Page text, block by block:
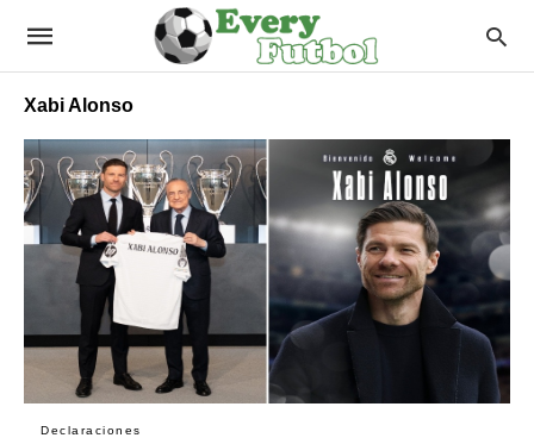
Xabi Alonso
Declaraciones